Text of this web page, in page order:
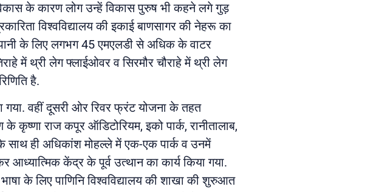
के कारण लोग उन्हें विकास पुरुष भी कहने लगे गुड़
विश्वविद्यालय की इकाई बाणसागर की नेहरू का
पानी के लिए लगभग 45 एमएलडी से अधिक के वाटर
में थ्री लेग फ्लाईओवर व सिरमौर चौराहे में थ्री लेग
है.
गया. वहीं दूसरी ओर रिवर फ्रंट योजना के तहत
कृष्णा राज कपूर ऑडिटोरियम, इको पार्क, रानीतालाब,
साथ ही अधिकांश मोहल्ले में एक-एक पार्क व उनमें
केंद्र के पूर्व उत्थान का कार्य किया गया.
के लिए पाणिनि विश्वविद्यालय की शाखा की शुरुआत